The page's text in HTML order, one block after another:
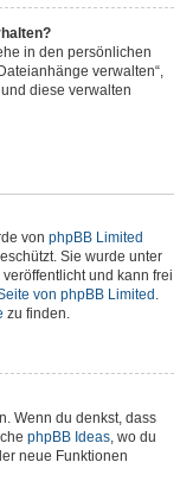
in den persönlichen
verwalten“,
diese verwalten
von phpBB Limited
Sie wurde unter
und kann frei
von phpBB Limited .
zu finden.
Wenn du denkst, dass
phpBB Ideas, wo du
neue Funktionen